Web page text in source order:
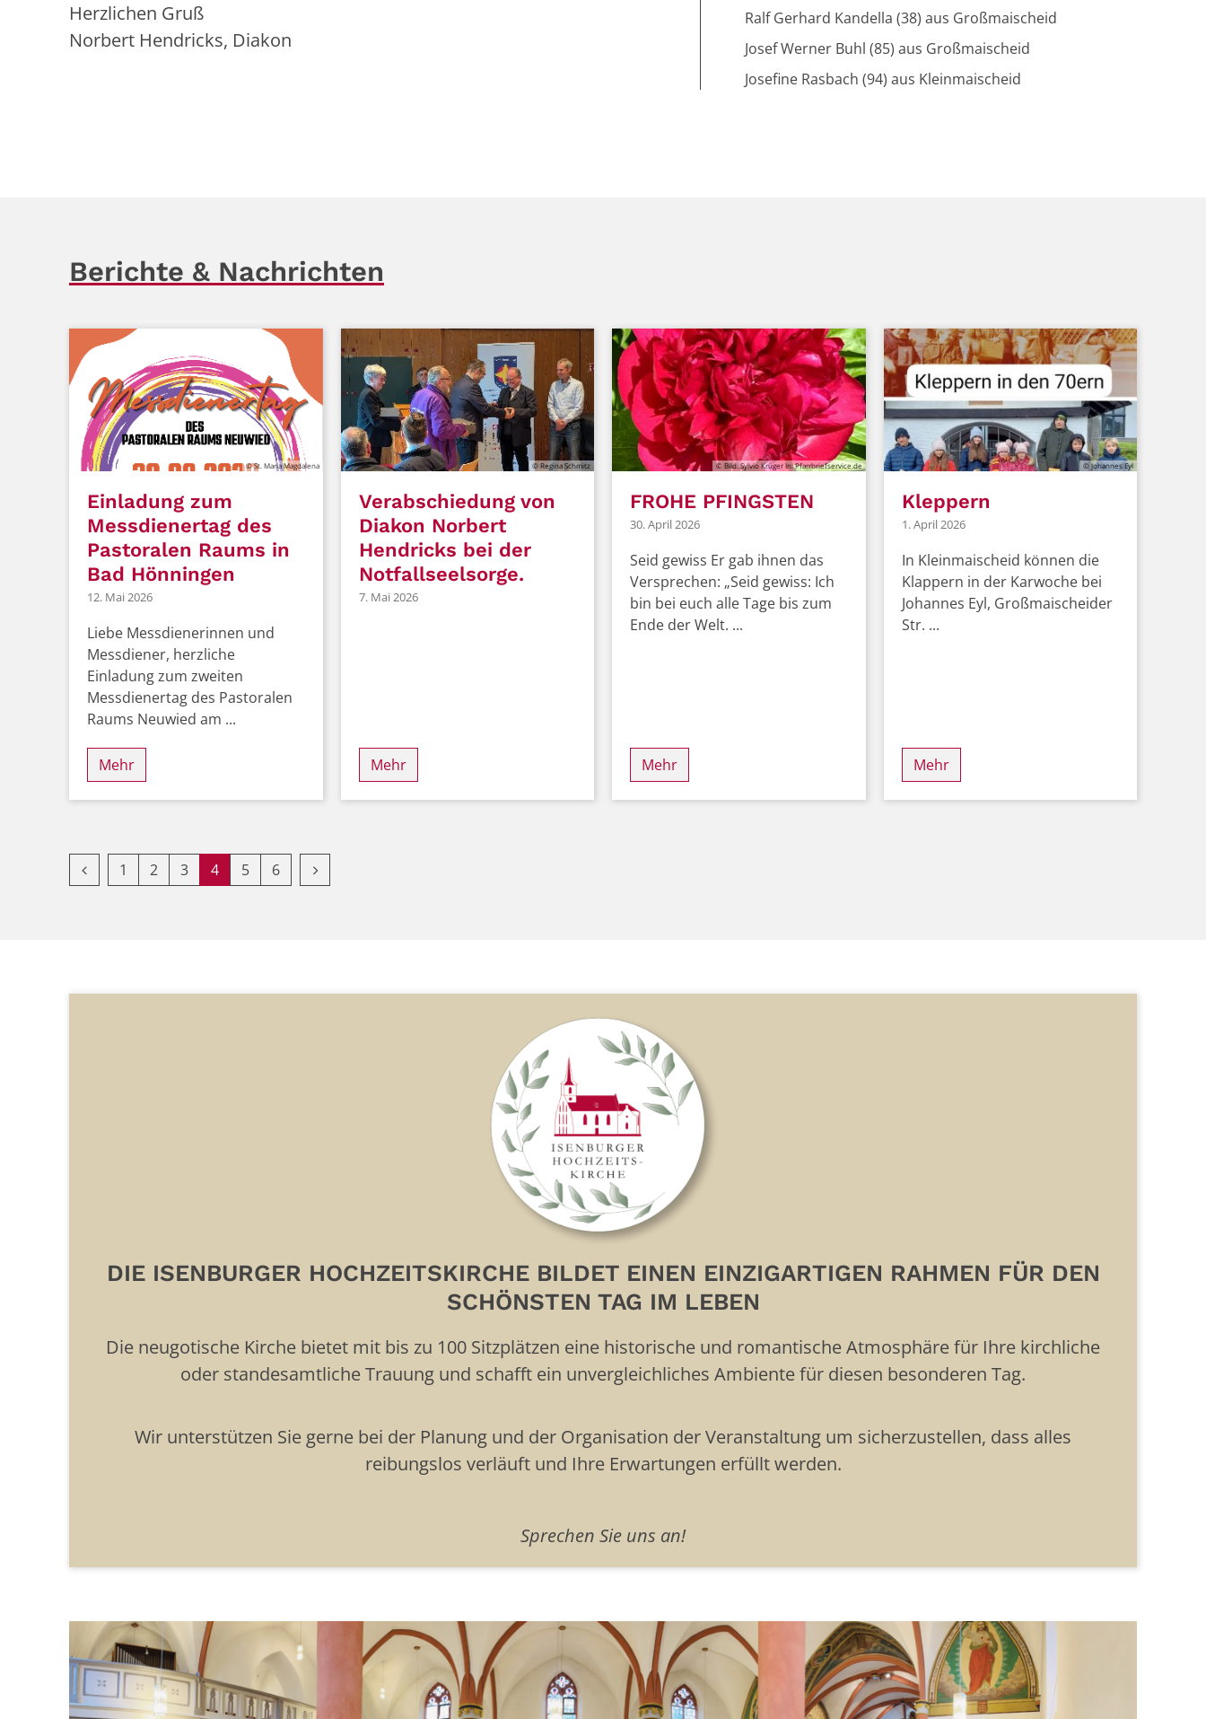
Herzlichen Gruß
Norbert Hendricks, Diakon
Ralf Gerhard Kandella (38) aus Großmaischeid
Josef Werner Buhl (85) aus Großmaischeid
Josefine Rasbach (94) aus Kleinmaischeid
Berichte & Nachrichten
© St. Maria Magdalena
Einladung zum
Messdienertag des
Pastoralen Raums in
Bad Hönningen
12. Mai 2026
Liebe Messdienerinnen und
Messdiener, herzliche
Einladung zum zweiten
Messdienertag des Pastoralen
Raums Neuwied am ...
Mehr
© Regina Schmitz
Verabschiedung von
Diakon Norbert
Hendricks bei der
Notfallseelsorge.
7. Mai 2026
Mehr
© Bild: Sylvio Krüger In: Pfarrbriefservice.de
FROHE PFINGSTEN
30. April 2026
Seid gewiss Er gab ihnen das
Versprechen: „Seid gewiss: Ich
bin bei euch alle Tage bis zum
Ende der Welt. ...
Mehr
© Johannes Eyl
Kleppern
1. April 2026
In Kleinmaischeid können die
Klappern in der Karwoche bei
Johannes Eyl, Großmaischeider
Str. ...
Mehr
Vorherige Seite
Erste Seite
1 2 3 4 5 6 Nächste Seite
DIE ISENBURGER HOCHZEITSKIRCHE BILDET EINEN EINZIGARTIGEN RAHMEN FÜR DEN
SCHÖNSTEN TAG IM LEBEN
Die neugotische Kirche bietet mit bis zu 100 Sitzplätzen eine historische und romantische Atmosphäre für Ihre kirchliche
oder standesamtliche Trauung und schafft ein unvergleichliches Ambiente für diesen besonderen Tag.
Wir unterstützen Sie gerne bei der Planung und der Organisation der Veranstaltung um sicherzustellen, dass alles
reibungslos verläuft und Ihre Erwartungen erfüllt werden.
Sprechen Sie uns an!